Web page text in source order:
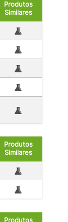
Produtos
Similares
Produtos
Similares
Produtos